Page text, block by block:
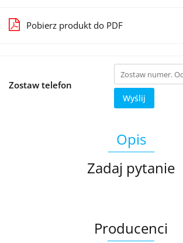
Pobierz produkt do PDF
Zostaw telefon
Wyślij
Opis
Zadaj pytanie
Producenci